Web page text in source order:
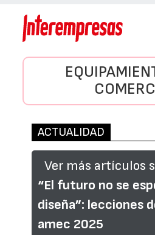
ACTUALIDAD
Ver más artículos
“El futuro no se
diseña”: lecciones
amec 2025